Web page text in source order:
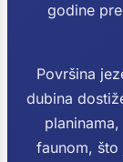
godine
Površina
dubina
faunom,